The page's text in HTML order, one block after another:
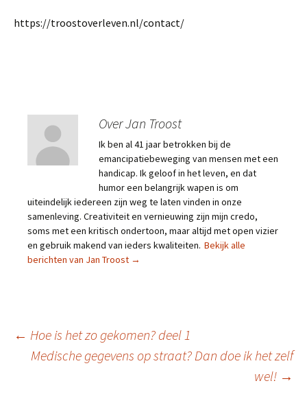
https://troostoverleven.nl/contact/
Over Jan Troost
Ik ben al 41 jaar betrokken bij de
emancipatiebeweging van mensen met een
handicap. Ik geloof in het leven, en dat
humor een belangrijk wapen is om
uiteindelijk iedereen zijn weg te laten vinden in onze
samenleving. Creativiteit en vernieuwing zijn mijn credo,
soms met een kritisch ondertoon, maar altijd met open vizier
en gebruik makend van ieders kwaliteiten. Bekijk alle
berichten van Jan Troost →
Berichtnavigatie
← Hoe is het zo gekomen? deel 1
Medische gegevens op straat? Dan doe ik het zelf
wel! →